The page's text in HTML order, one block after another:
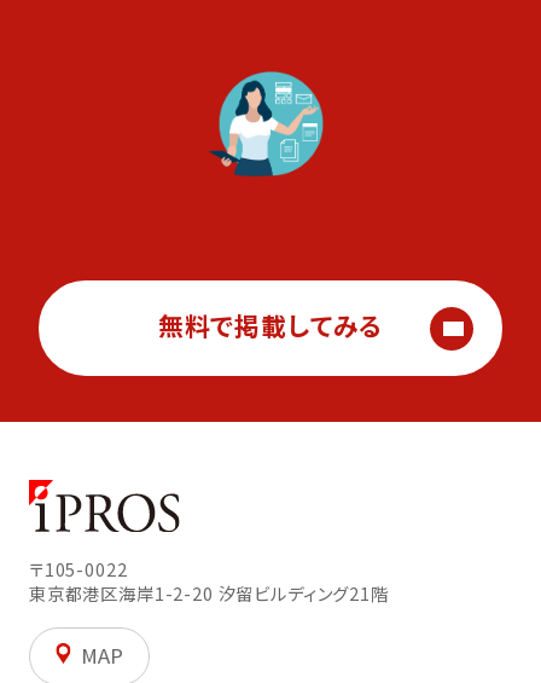
無料で掲載してみる
〒105-0022
東京都港区海岸1-2-20 汐留ビルディング21階
MAP